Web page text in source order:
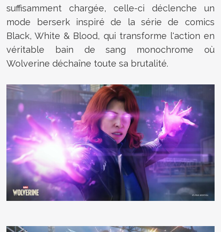
suffisamment chargée, celle-ci déclenche un
mode berserk inspiré de la série de comics
Black, White & Blood, qui transforme l'action en
véritable bain de sang monochrome où
Wolverine déchaîne toute sa brutalité.